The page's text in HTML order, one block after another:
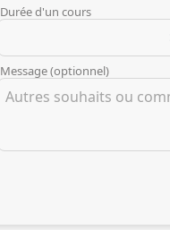
Durée d'un cours
Message (optionnel)